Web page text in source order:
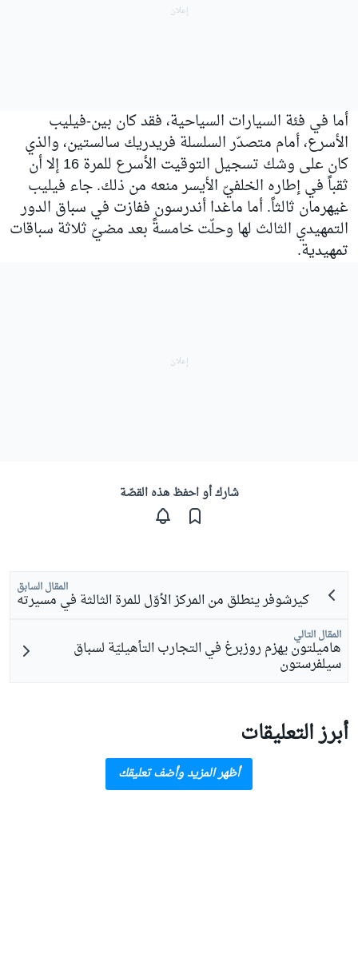
أما في فئة السيارات السياحية، فقد كان بين-فيليب
الأسرع، أمام متصدّر السلسلة فريدريك سالستين، والذي
كان على وشك تسجيل التوقيت الأسرع للمرة 16 إلا أن
ثقباً في إطاره الخلفيّ الأيسر منعه من ذلك. جاء فيليب
غيهرمان ثالثاً. أما ماغدا أندرسون ففازت في سباق الدور
التمهيدي الثالث لها وحلّت خامسةً بعد مضيّ ثلاثة سباقات
تمهيدية.
شارك أو احفظ هذه القصّة
المقال السابق
كيرشوفر ينطلق من المركز الأوّل للمرة الثالثة في مسيرته
المقال التالي
هاميلتون يهزم روزبرغ في التجارب التأهيليّة لسباق
سيلفرستون
أبرز التعليقات
أظهر المزيد وأضف تعليقك